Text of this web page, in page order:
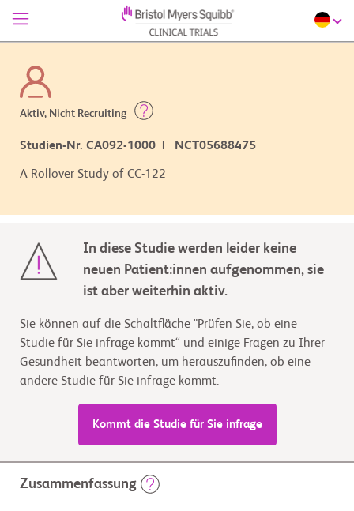
Aktiv, Nicht Recruiting
Studien-Nr. CA092-1000 | NCT05688475
A Rollover Study of CC-122
In diese Studie werden leider keine
neuen Patient:innen aufgenommen, sie
ist aber weiterhin aktiv.
Sie können auf die Schaltfläche "Prüfen Sie, ob eine
Studie für Sie infrage kommt“ und einige Fragen zu Ihrer
Gesundheit beantworten, um herauszufinden, ob eine
andere Studie für Sie infrage kommt.
Kommt die Studie für Sie infrage
Zusammenfassung